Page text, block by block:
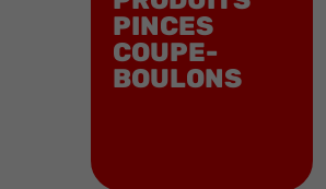
PINCES
COUPE-
BOULONS